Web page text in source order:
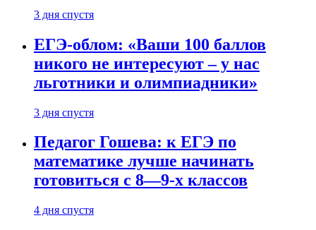
3 дня спустя
ЕГЭ-облом: «Ваши 100 баллов
никого не интересуют – у нас
льготники и олимпиадники»
3 дня спустя
Педагог Гошева: к ЕГЭ по
математике лучше начинать
готовиться с 8—9-х классов
4 дня спустя